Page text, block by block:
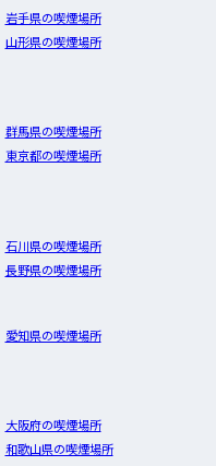
岩手県の喫煙場所
山形県の喫煙場所
群馬県の喫煙場所
東京都の喫煙場所
石川県の喫煙場所
長野県の喫煙場所
愛知県の喫煙場所
大阪府の喫煙場所
和歌山県の喫煙場所